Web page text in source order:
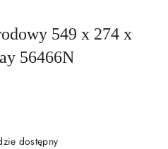
549 x 274 x
56466N
dostępny